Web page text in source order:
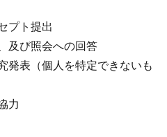
プト提出
及び照会への回答
発表（個人を特定できないも
力